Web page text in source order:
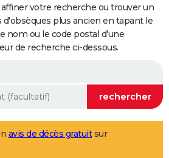
affiner votre recherche ou trouver un
d'obsèques plus ancien en tapant le
nom ou le code postal d'une
de recherche ci-dessous.
avis de décès gratuitsur